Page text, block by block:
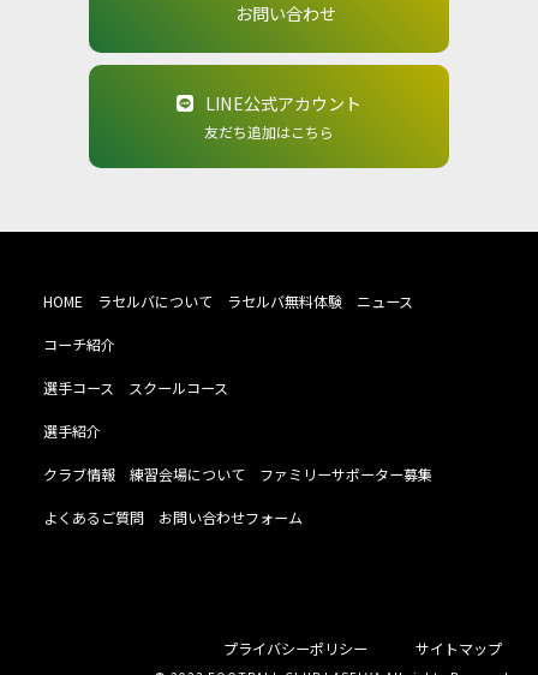
お問い合わせ
LINE公式アカウント
友だち追加はこちら
HOME ラセルバについて ラセルバ無料体験 ニュース
コーチ紹介
選手コース スクールコース
選手紹介
クラブ情報 練習会場について ファミリーサポーター募集
よくあるご質問 お問い合わせフォーム
プライバシーポリシー サイトマップ